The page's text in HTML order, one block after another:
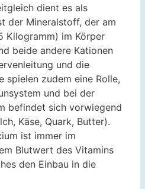
dient es als
der Mineralstoff, der am
Kilogramm) im Körper
beide andere Kationen
und die
spielen zudem eine Rolle,
und bei der
befindet sich vorwiegend
Käse, Quark, Butter).
ist immer im
Blutwert des Vitamins
den Einbau in die